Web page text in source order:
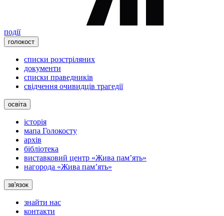
події
голокост
списки розстріляних
документи
списки праведників
свідчення очивидців трагедії
освіта
історія
мапа Голокосту
архів
бібліотека
виставковий центр «Жива пам’ять»
нагорода «Жива пам’ять»
зв'язок
знайти нас
контакти